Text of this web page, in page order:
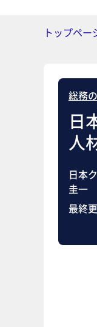
トップペー
総務
日
人
日本
圭一
最終